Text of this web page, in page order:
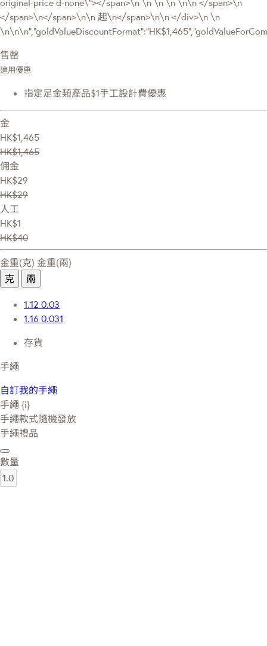
</span>\n</span>\n\n 起\n</span>\n\n </div>\n \n
售罄
適用優惠
指定足金類產品$1手工設計費優惠
金
HK$1,465
HK$1,465
佣金
HK$29
HK$29
人工
HK$1
HK$40
金重(克) 金重(兩)
克
兩
1.12 0.03
1.16 0.031
存貨
手繩
自訂我的手繩
手繩 {i}
手繩款式隨機發放
手繩禮品
數量